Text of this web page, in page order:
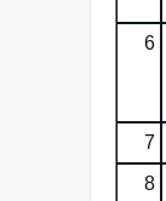
6
7
8